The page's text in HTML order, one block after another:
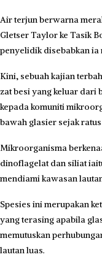
Air terjun berwarna
Gletser Taylor ke Tasik
penyelidik disebabkan ia
Kini, sebuah kajian
zat besi yang keluar dari
kepada komuniti
bawah glasier sejak
Mikroorganisma
dinoflagelat dan siliat
mendiami kawasan
Spesies ini merupakan
yang terasing apabila
memutuskan
lautan luas.